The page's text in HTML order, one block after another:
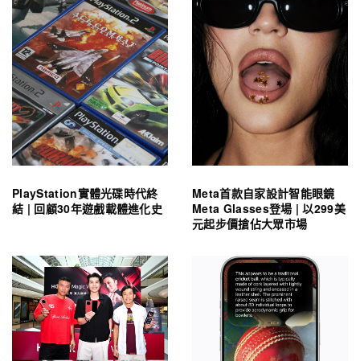
PlayStation實體光碟時代終
結 | 回顧30年遊戲載體進化史
Meta首款自家設計智能眼鏡
Meta Glasses登場 | 以299美
元起步價搶佔大眾市場